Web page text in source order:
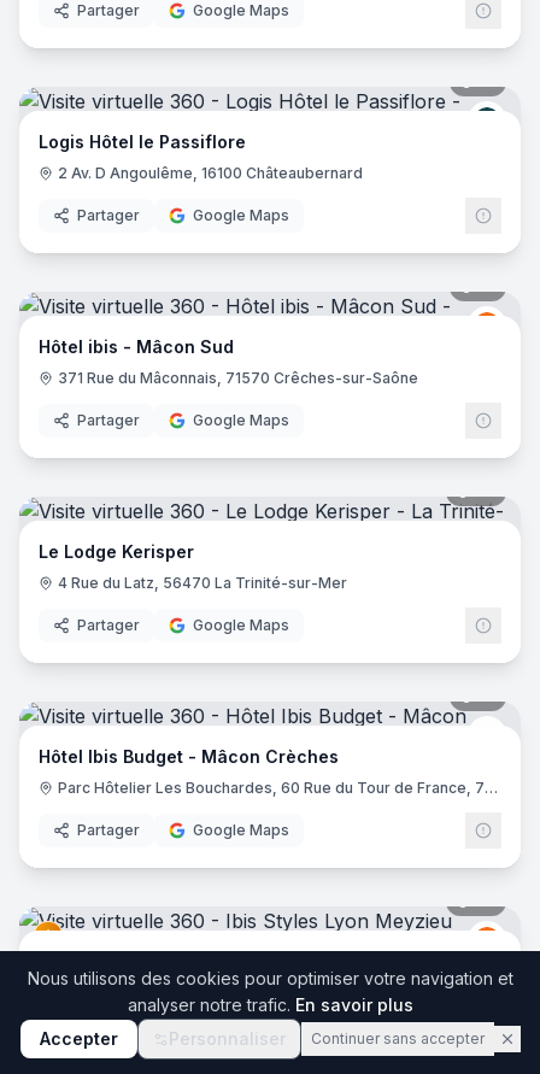
Partager Google Maps
Logis Hôtel le Passiflore
2 Av. D Angoulême, 16100 Châteaubernard
Partager Google Maps
Ibis
Hôtel ibis - Mâcon Sud
371 Rue du Mâconnais, 71570 Crêches-sur-Saône
Partager Google Maps
Le Lodge Kerisper
4 Rue du Latz, 56470 La Trinité-sur-Mer
Partager Google Maps
Ibis
Hôtel Ibis Budget - Mâcon Crèches
Parc Hôtelier Les Bouchardes, 60 Rue du Tour de France, 71570 Chaintré
Partager Google Maps
Ibis
2 Bis Rue du 24 Avril 1915, 69330 Meyzieu
Partager Google Maps
Nous utilisons des cookies pour optimiser votre navigation et
analyser notre trafic. En savoir plus
Accepter
Personnaliser Continuer sans accepter